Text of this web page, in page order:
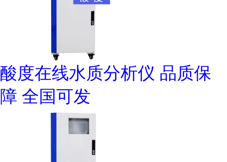
酸度在线水质分析仪 品质保
障 全国可发